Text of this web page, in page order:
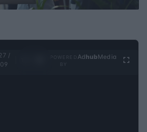
/
Ad hubMedia